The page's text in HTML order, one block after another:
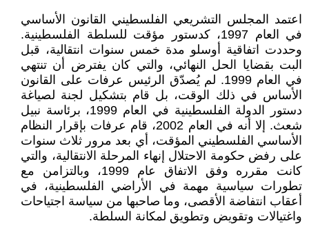
اعتمد المجلس التشريعي الفلسطيني القانون الأساسي
في العام 1997، كدستور مؤقت للسلطة الفلسطينية.
وحددت اتفاقية أوسلو مدة خمس سنوات انتقالية، قبل
البت بقضايا الحل النهائي، والتي كان يفترض أن تنتهي
في العام 1999. لم يُصدّق الرئيس عرفات على القانون
الأساس في ذلك الوقت، بل قام بتشكيل لجنة لصياغة
دستور الدولة الفلسطينية في العام 1999، برئاسة نبيل
شعث. إلا أنه في العام 2002، قام عرفات بإقرار النظام
الأساسي الفلسطيني المؤقت، أي بعد مرور ثلاث سنوات
على رفض حكومة الاحتلال إنهاء المرحلة الانتقالية، والتي
كانت مقرره وفق الاتفاق عام 1999، وبالتزامن مع
تطورات سياسية مهمة في الأراضي الفلسطينية، في
أعقاب انتفاضة الأقصى، وما صاحبها من سياسة اجتياحات
واغتيالات وتقويض وتطويق لمكانة السلطة.